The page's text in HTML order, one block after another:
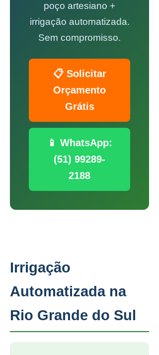
poço artesiano +
irrigação automatizada.
Sem compromisso.
📋 Solicitar
Orçamento
Grátis
📱 WhatsApp:
(51) 99289-
2188
Irrigação
Automatizada na
Rio Grande do Sul